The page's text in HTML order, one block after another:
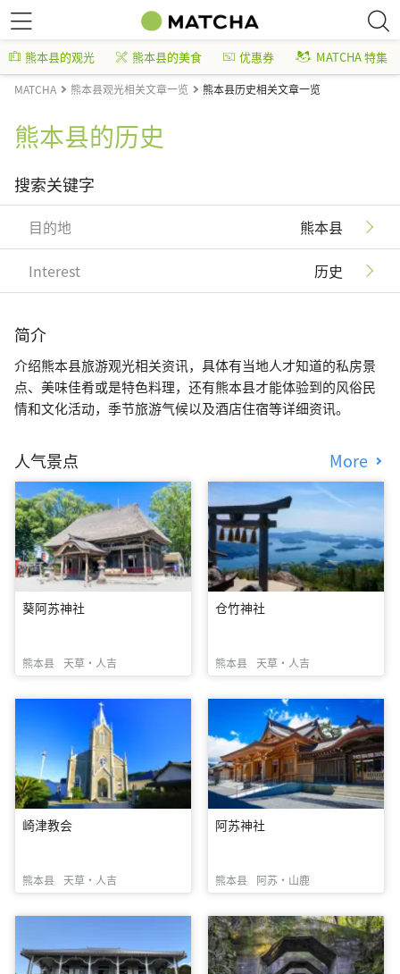
熊本县的观光 熊本县的美食 优惠券 MATCHA 特集
MATCHA 熊本县观光相关文章一览 熊本县历史相关文章一览
熊本县的历史
搜索关键字
目的地 熊本县
Interest 历史
简介
介绍熊本县旅游观光相关资讯，具体有当地人才知道的私房景
点、美味佳肴或是特色料理，还有熊本县才能体验到的风俗民
情和文化活动，季节旅游气候以及酒店住宿等详细资讯。
人气景点 More
葵阿苏神社
熊本县 天草・人吉
仓竹神社
熊本县 天草・人吉
崎津教会
熊本县 天草・人吉
阿苏神社
熊本县 阿苏・山鹿